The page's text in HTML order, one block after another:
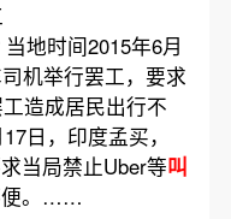
地时间2015年6月
机举行罢工，要求
造成居民出行不
日，印度孟买，
当局禁止Uber等叫
便。……